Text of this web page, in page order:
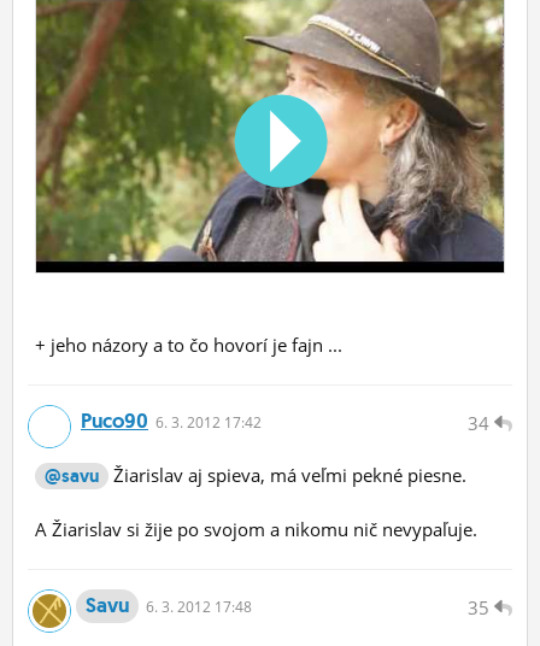
+ jeho názory a to čo hovorí je fajn ...
34
Puco90 6. 3. 2012 17:42
@savu Žiarislav aj spieva, má veľmi pekné piesne.
A Žiarislav si žije po svojom a nikomu nič nevypaľuje.
35
Savu 6. 3. 2012 17:48